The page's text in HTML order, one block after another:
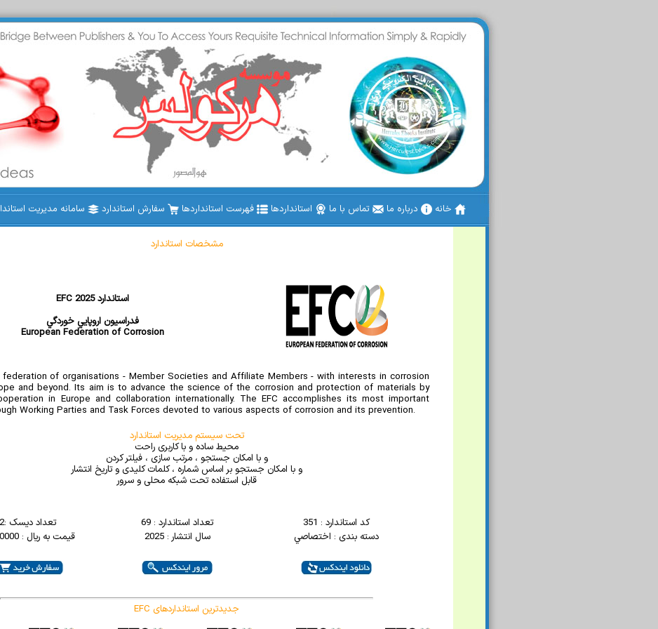
خانه درباره ما تماس با ما استانداردها فهرست استانداردها سفارش استاندارد سامانه مدیریت
مشخصات استاندارد
EFC 2025 استاندارد
فدراسيون اروپايي خوردگي
European Federation of Corrosion
federation of organisations - Member Societies and Affiliate Members - with interests in corrosion
and beyond. Its aim is to advance the science of the corrosion and protection of materials by
in Europe and collaboration internationally. The EFC accomplishes its most important
Working Parties and Task Forces devoted to various aspects of corrosion and its prevention.
تحت سیستم مدیریت استاندارد
محیط ساده و با کاربری راحت
و با امکان جستجو ، مرتب سازی ، فیلتر کردن
و با امکان جستجو بر اساس شماره ، کلمات کلیدی و تاریخ انتشار
قابل استفاده تحت شبکه محلی و سرور
تعداد دیسک :2 تعداد استاندارد : 69
کد استاندارد : 351
قیمت به ریال : 42000000
سال انتشار : 2025 دسته بندی : اختصاصي
EFC جدیدترین استانداردهای